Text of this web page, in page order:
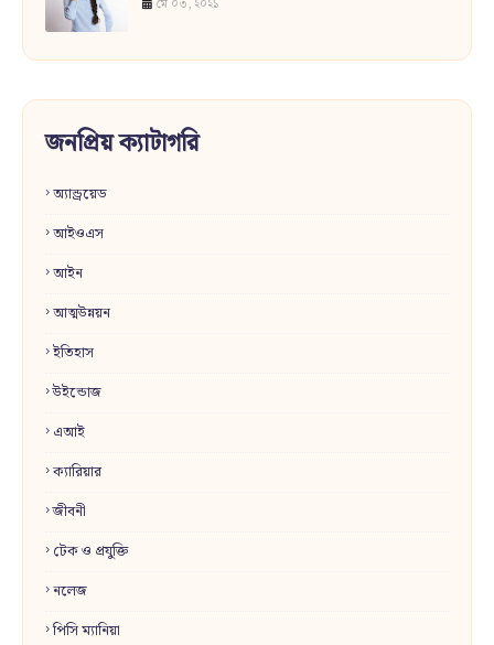
মে ০৩, ২০২১
জনপ্রিয় ক্যাটাগরি
অ্যান্ড্রয়েড
আইওএস
আইন
আত্মউন্নয়ন
ইতিহাস
উইন্ডোজ
এআই
ক্যারিয়ার
জীবনী
টেক ও প্রযুক্তি
নলেজ
পিসি ম্যানিয়া